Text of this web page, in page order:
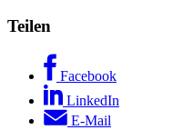
Teilen
Facebook
LinkedIn
E-Mail